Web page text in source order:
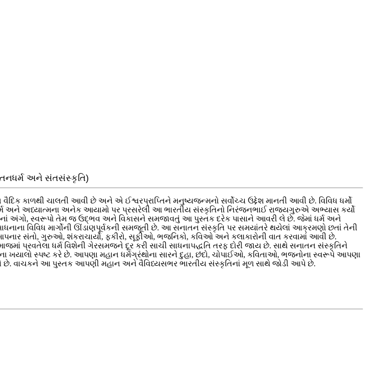
અને સંતસંસ્કૃતિ)
કાળથી ચાલતી આવી છે અને એ ઈશ્વરપ્રાપ્તિને મનુષ્યજન્મનો સર્વોચ્ચ ઉદ્દેશ માનતી આવી છે. વિવિધ ધર્મો
અને અધ્યાત્મના અનેક આયામો પર પ્રસરેલી આ ભારતીય સંસ્કૃતિનો નિરંજનભાઈ રાજ્યગુરુએ અભ્યાસ કર્યો
અંગો, સ્વરૂપો તેમ જ ઉદ્ભવ અને વિકાસને સમજાવતું આ પુસ્તક દરેક પાસાને આવરી લે છે. જેમાં ધર્મ અને
વિવિધ માર્ગોની ઊંડાણપૂર્વકની સમજૂતી છે. આ સનાતન સંસ્કૃતિ પર સમયાંતરે થયેલાં આક્રમણો છતાં તેની
સંતો, ગુરુઓ, શંકરાચાર્યો, ફકીરો, સૂફીઓ, ભજનિકો, કવિઓ અને કલાકારોની વાત કરવામાં આવી છે.
પ્રવતેલા ધર્મ વિશેની ગેરસમજને દૂર કરી સાચી સાધનાપદ્ધતિ તરફ દોરી જાય છે. સાથે સનાતન સંસ્કૃતિને
ખયાલો સ્પષ્ટ કરે છે. આપણા મહાન ધર્મગ્રંથોના સારને દુહા, છંદો, ચોપાઈઓ, કવિતાઓ, ભજનોના સ્વરૂપે આપણા
છે.‌ વાચકને આ પુસ્તક આપણી મહાન અને વૈવિધ્યસભર ભારતીય સંસ્કૃતિનાં મૂળ સાથે જોડી આપે‌ છે.